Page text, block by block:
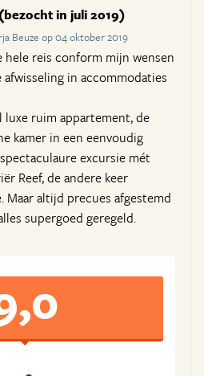
(bezocht in juli 2019)
Beuze op 04 oktober 2019
hele reis conform mijn wensen
in accommodaties
luxe ruim appartement, de
kamer in een eenvoudig
excursie mét
Reef, de andere keer
altijd precues afgestemd
supergoed geregeld.